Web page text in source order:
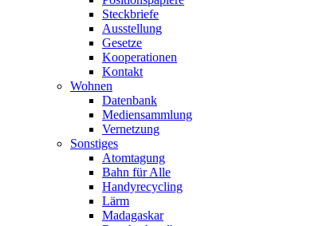
Steckbriefe
Ausstellung
Gesetze
Kooperationen
Kontakt
Wohnen
Datenbank
Mediensammlung
Vernetzung
Sonstiges
Atomtagung
Bahn für Alle
Handyrecycling
Lärm
Madagaskar